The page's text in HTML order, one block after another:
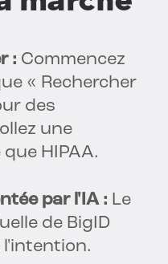
: Commencez
« Rechercher
des
une
HIPAA.
par l'IA : Le
de BigID
l'intention.